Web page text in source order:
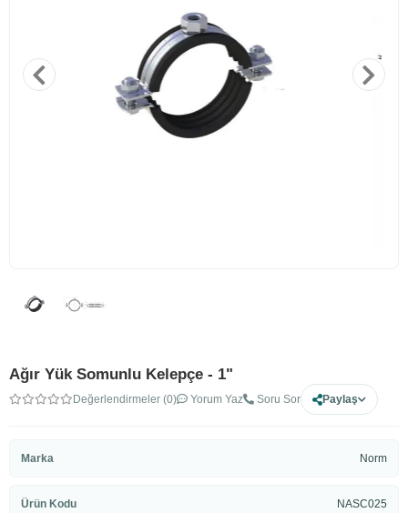
Ağır Yük Somunlu Kelepçe - 1"
Değerlendirmeler (0) Yorum Yaz Soru Sor Paylaş
Marka Norm
Ürün Kodu NASC025